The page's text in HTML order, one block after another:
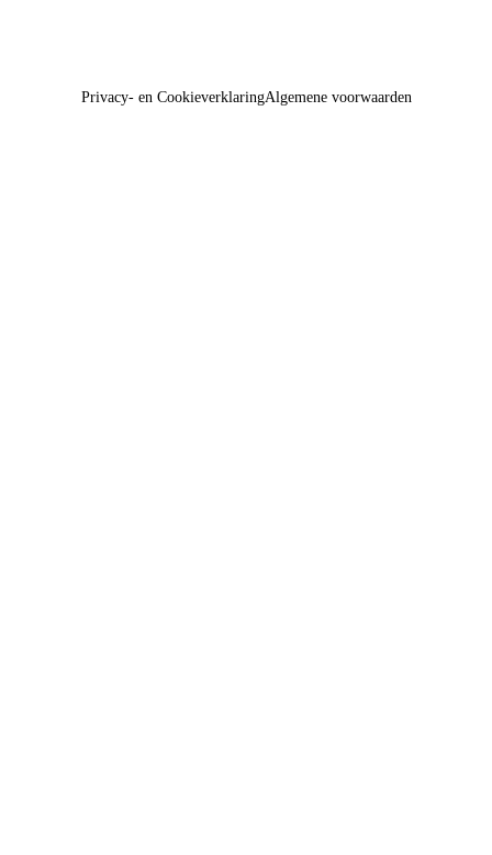
Privacy- en CookieverklaringAlgemene voorwaarden